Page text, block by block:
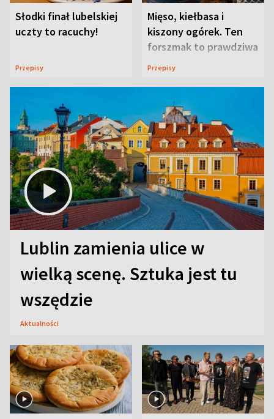
Słodki finał lubelskiej
uczty to racuchy!
Przepisy
Mięso, kiełbasa i
kiszony ogórek. Ten
forszmak to prawdziwa
uczta
Przepisy
Lublin zamienia ulice w
wielką scenę. Sztuka jest tu
wszędzie
Aktualności